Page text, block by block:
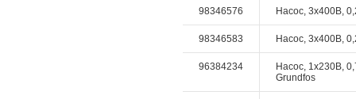
98346576 Насос, 3x400В,
98346583 Насос, 3x400В,
96384234
Насос, 1x230В,
Grundfos